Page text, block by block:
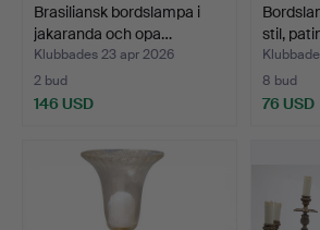
Brasiliansk bordslampa i
jakaranda och opa…
Klubbades 23 apr 2026
2 bud
146 USD
stil,
8 bud
76 USD